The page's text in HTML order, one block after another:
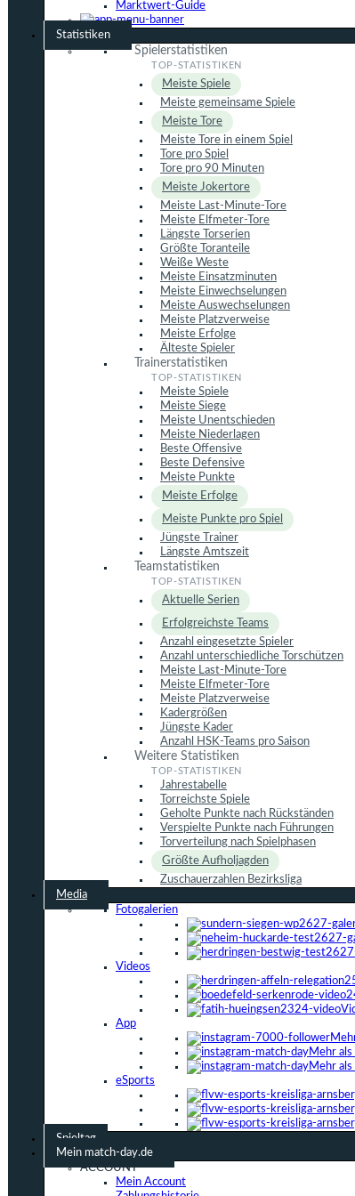
Marktwert-Guide
Statistiken
Spielerstatistiken
Meiste Spiele
Meiste gemeinsame Spiele
Meiste Tore
Meiste Tore in einem Spiel
Tore pro Spiel
Tore pro 90 Minuten
Meiste Jokertore
Meiste Last-Minute-Tore
Meiste Elfmeter-Tore
Längste Torserien
Größte Toranteile
Weiße Weste
Meiste Einsatzminuten
Meiste Einwechselungen
Meiste Auswechselungen
Meiste Platzverweise
Meiste Erfolge
Älteste Spieler
Trainerstatistiken
Meiste Spiele
Meiste Siege
Meiste Unentschieden
Meiste Niederlagen
Beste Offensive
Beste Defensive
Meiste Punkte
Meiste Erfolge
Meiste Punkte pro Spiel
Jüngste Trainer
Längste Amtszeit
Teamstatistiken
Aktuelle Serien
Erfolgreichste Teams
Anzahl eingesetzte Spieler
Anzahl unterschiedliche Torschützen
Meiste Last-Minute-Tore
Meiste Elfmeter-Tore
Meiste Platzverweise
Kadergrößen
Jüngste Kader
Anzahl HSK-Teams pro Saison
Weitere Statistiken
Jahrestabelle
Torreichste Spiele
Geholte Punkte nach Rückständen
Verspielte Punkte nach Führungen
Torverteilung nach Spielphasen
Größte Aufholjagden
Zuschauerzahlen Bezirksliga
Media
Fotogalerien
Videos
App
Mehr
Mehr
eSports
Spieltag
Mein match-day.de
ACCOUNT
Mein Account